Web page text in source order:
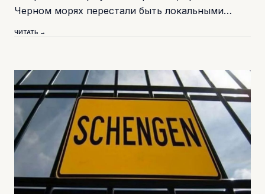
Черном морях перестали быть локальными…
ЧИТАТЬ →